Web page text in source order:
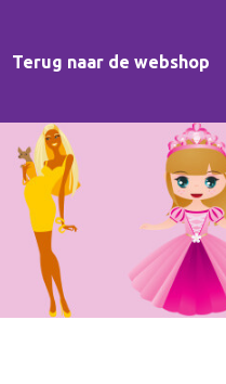
Terug naar de webshop